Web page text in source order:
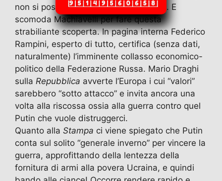
non si possono governare con la forza. E
scomoda Machiavelli per fare questa
strabiliante scoperta. In pagina interna Federico
Rampini, esperto di tutto, certifica (senza dati,
naturalmente) l’imminente collasso economico-
politico della Federazione Russa. Mario Draghi
sulla Repubblica avverte l’Europa i cui “valori”
sarebbero “sotto attacco” e invita ancora una
volta alla riscossa ossia alla guerra contro quel
Putin che vuole distruggerci.
Quanto alla Stampa ci viene spiegato che Putin
conta sul solito “generale inverno” per vincere la
guerra, approfittando della lentezza della
fornitura di armi alla povera Ucraina, e quindi